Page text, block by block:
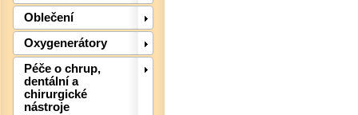
Oblečení
Oxygenerátory
Péče o chrup,
dentální a
chirurgické
nástroje